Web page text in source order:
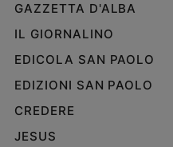
GAZZETTA D'ALBA
IL GIORNALINO
EDICOLA SAN PAOLO
EDIZIONI SAN PAOLO
CREDERE
JESUS